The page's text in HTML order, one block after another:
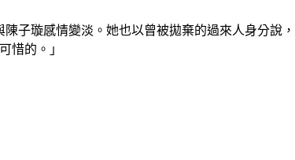
子璇感情變淡。她也以曾被拋棄的過來人身分說
惜的。」